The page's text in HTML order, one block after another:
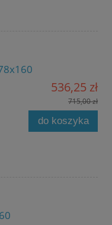
536,25 zł
715,00 zł
do koszyka